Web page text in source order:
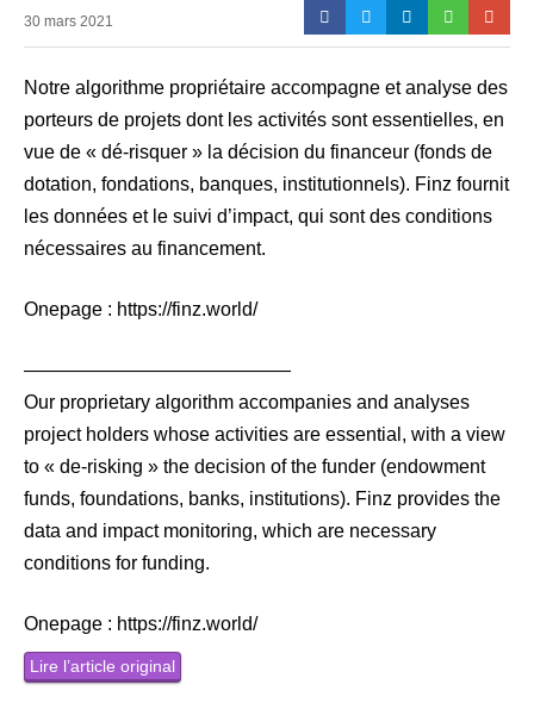
30 mars 2021
N​otre algorithme propriétaire ​accompagne et analyse des
porteurs de projets dont les activités sont essentielles, en
vue de « dé-risquer » l​a décision du financeur (fonds de
dotation, fondations, banques, institutionnels).​ Finz​ fournit
les données et le suivi d’impact, qui sont des conditions
nécessaires au financement.
Onepage : https://finz.world/
——————————————
Our proprietary algorithm accompanies and analyses
project holders whose activities are essential, with a view
to « de-risking » the decision of the funder (endowment
funds, foundations, banks, institutions). Finz provides the
data and impact monitoring, which are necessary
conditions for funding.
Onepage : https://finz.world/
Lire l’article original